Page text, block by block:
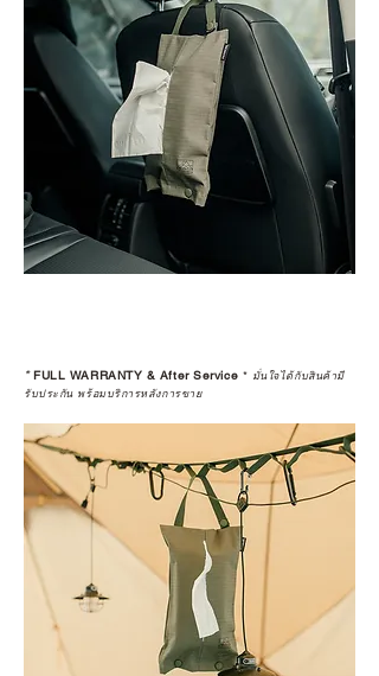
*FULL WARRANTY & After Service * มั่นใจได้กับสินค้ามี
รับประกัน พร้อมบริการหลังการขาย